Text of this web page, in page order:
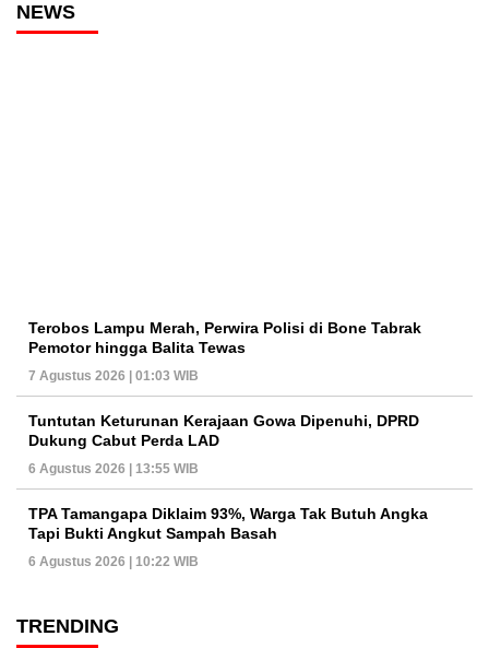
NEWS
Terobos Lampu Merah, Perwira Polisi di Bone Tabrak
Pemotor hingga Balita Tewas
7 Agustus 2026 | 01:03 WIB
Tuntutan Keturunan Kerajaan Gowa Dipenuhi, DPRD
Dukung Cabut Perda LAD
6 Agustus 2026 | 13:55 WIB
TPA Tamangapa Diklaim 93%, Warga Tak Butuh Angka
Tapi Bukti Angkut Sampah Basah
6 Agustus 2026 | 10:22 WIB
TRENDING